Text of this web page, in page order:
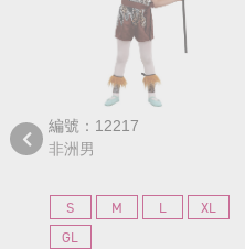
編號：12217
非洲男
S M L
XL
GL